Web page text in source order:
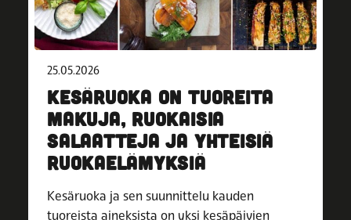
25.05.2026
KESÄRUOKA ON TUOREITA
MAKUJA, RUOKAISIA
SALAATTEJA JA YHTEISIÄ
RUOKAELÄMYKSIÄ
Kesäruoka ja sen suunnittelu kauden
tuoreista aineksista on yksi kesäpäivien